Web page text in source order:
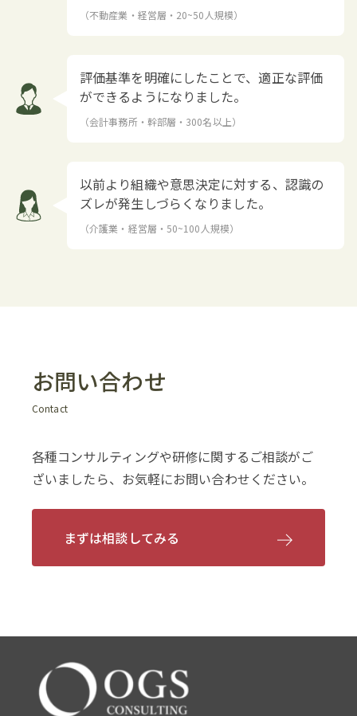
（不動産業・経営層・20~50人規模）
評価基準を明確にしたことで、適正な評価
ができるようになりました。
（会計事務所・幹部層・300名以上）
以前より組織や意思決定に対する、認識の
ズレが発生しづらくなりました。
（介護業・経営層・50~100人規模）
お問い合わせ
Contact
各種コンサルティングや研修に関するご相談がご
ざいましたら、お気軽にお問い合わせください。
まずは相談してみる